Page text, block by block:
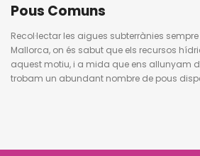
Pous Comuns
Recol·lectar les aigues subterrànies
Mallorca, on és sabut que els recursos
aquest motiu, i a mida que ens allunyam
trobam un abundant nombre de pous